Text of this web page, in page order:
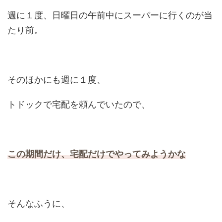
週に１度、日曜日の午前中にスーパーに行くのが当
たり前。
そのほかにも週に１度、
トドックで宅配を頼んでいたので、
この期間だけ、宅配だけでやってみようかな
そんなふうに、